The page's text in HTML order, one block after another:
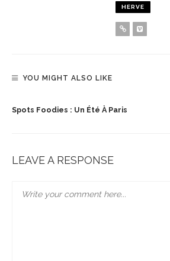
HERVE
YOU MIGHT ALSO LIKE
Spots Foodies : Un Été À Paris
LEAVE A RESPONSE